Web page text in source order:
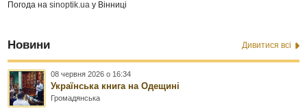
Погода наsinoptik.ua у Вінниці
Новини Дивитися всі
08 червня 2026 о 16:34
Українська книга на Одещині
Громадянська